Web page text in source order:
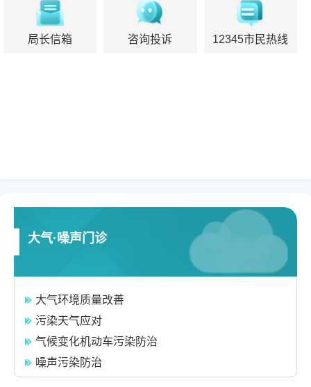
局长信箱 咨询投诉 12345市民热线
大气·噪声门诊
大气环境质量改善
污染天气应对
气候变化机动车污染防治
噪声污染防治